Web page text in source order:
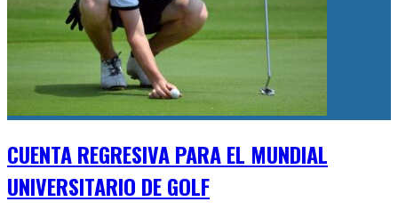
CUENTA REGRESIVA PARA EL MUNDIAL
UNIVERSITARIO DE GOLF